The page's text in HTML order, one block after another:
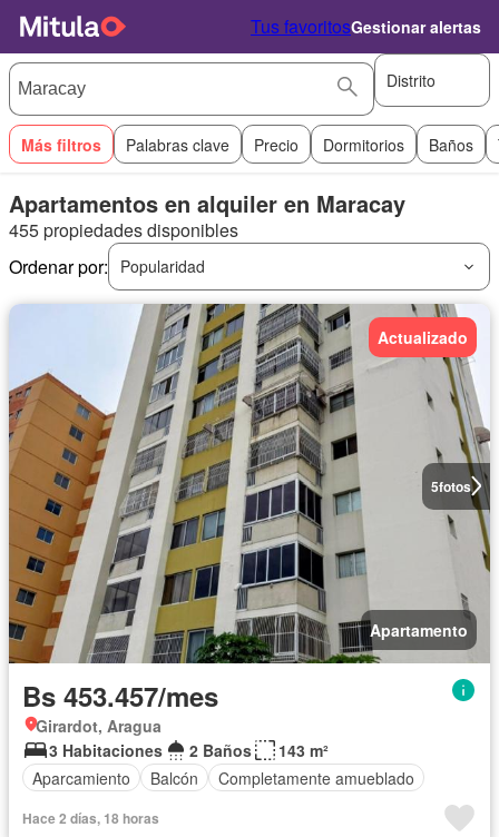
Tus favoritosGestionar alertas
Distrito
Más filtros Palabras clave Precio Dormitorios Baños
Apartamentos en alquiler en Maracay
455 propiedades disponibles
Ordenar por:
Popularidad
5fotos
Actualizado
Apartamento
Bs 453.457/mes
Girardot, Aragua
3 Habitaciones
2 Baños
143 m²
Aparcamiento
Balcón Completamente amueblado
Hace 2 días, 18 horas